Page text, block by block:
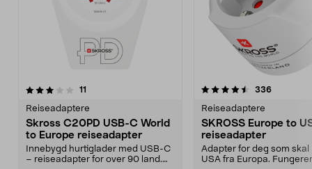
11
Reiseadaptere
Skross C20PD USB-C World
to Europe reiseadapter
Innebygd hurtiglader med USB-C
– reiseadapter for over 90 land.
4.5av 5 stjerner 336
Reiseadaptere
SKROSS Europe to
reiseadapter
Adapter for deg som skal
USA fra Europa.
5.0av 5 stjerner